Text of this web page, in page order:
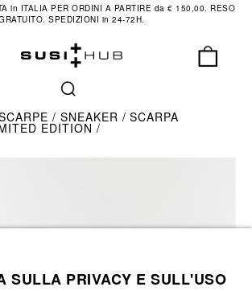
in ITALIA PER ORDINI A PARTIRE da € 150,00. RESO
SPEDIZIONI in 24-72H.
SNEAKER SCARPA
EDITION
SULLA PRIVACY E SULL'USO